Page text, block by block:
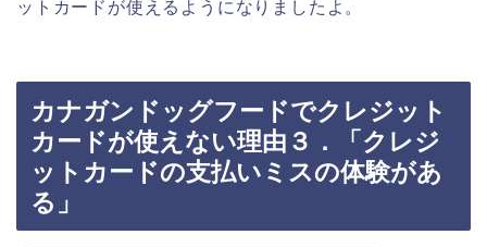
ットカードが使えるようになりましたよ。
カナガンドッグフードでクレジット
カードが使えない理由３．「クレジ
ットカードの支払いミスの体験があ
る」